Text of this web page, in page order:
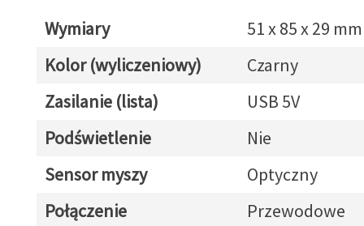
Wymiary
51 x 85 x 29 mm
Kolor (wyliczeniowy)
Czarny
Zasilanie (lista)
USB 5V
Podświetlenie
Nie
Sensor myszy
Optyczny
Połączenie
Przewodowe